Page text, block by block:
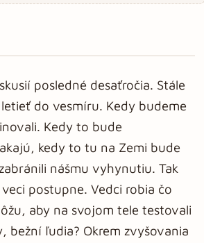
posledné desaťročia. Stále
do vesmíru. Kedy budeme
Kedy to bude
kedy to tu na Zemi bude
nášmu vyhynutiu. Tak
postupne. Vedci robia čo
aby na svojom tele testovali
bežní ľudia? Okrem zvyšovania